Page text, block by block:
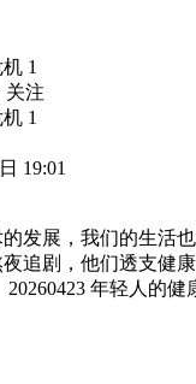
1
关注
1
19:01
发展，我们的生活
追剧，他们透支健
年轻人的健